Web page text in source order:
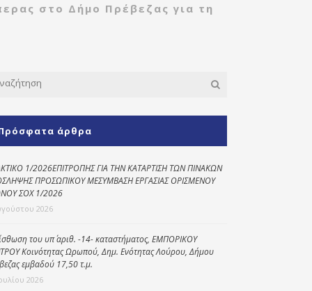
Κέντρο ανοιχτής
Κέντρο κοινότητας
Kοινωνικό
φαρμακείο
Πρόγραμμα
Φροντίδας
Ηλικιωμένων
(Κ.Η.Φ.Η.) Πρέβεζας
στο Δήμο Πρέβεζας για τη
άρθρα
1/2026ΕΠΙΤΡΟΠΗΣ ΓΙΑ ΤΗΝ ΚΑΤΑΡΤΙΣΗ ΤΩΝ ΠΙΝΑΚΩΝ
ΠΡΟΣΩΠΙΚΟΥ ΜΕΣΥΜΒΑΣΗ ΕΡΓΑΣΙΑΣ ΟΡΙΣΜΕΝΟΥ
ΣΟΧ 1/2026
2026
του υπ΄ αριθ. -14- καταστήματος, ΕΜΠΟΡΙΚΟΥ
Κοινότητας Ωρωπού, Δημ. Ενότητας Λούρου, Δήμου
εμβαδού 17,50 τ.μ.
2026